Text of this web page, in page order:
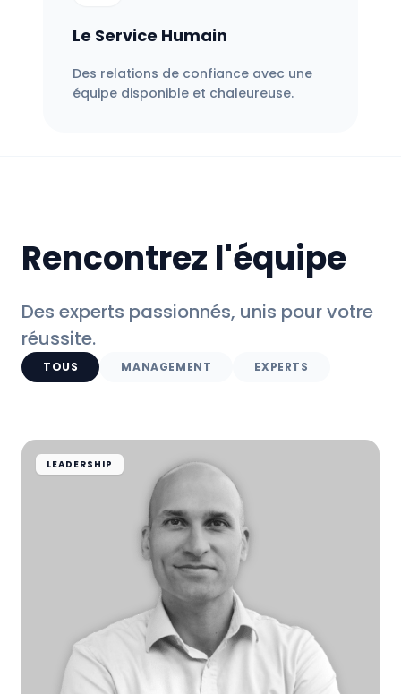
Le Service Humain
Des relations de confiance avec une
équipe disponible et chaleureuse.
Rencontrez l'équipe
Des experts passionnés, unis pour votre
réussite.
TOUS MANAGEMENT EXPERTS
LEADERSHIP